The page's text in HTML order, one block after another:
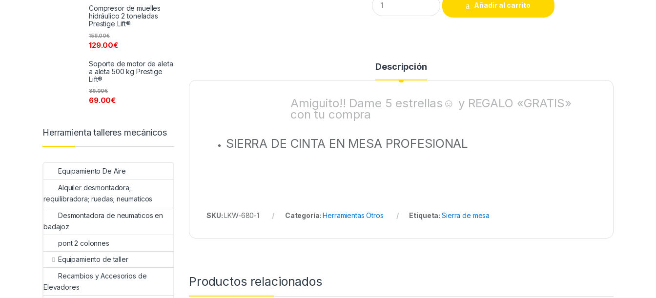
u
a
Añadir al carrito
Descripción
Amiguito!! Dame 5 estrellas☺ y REGALO «GRATIS»
con tu compra
SIERRA DE CINTA EN MESA PROFESIONAL
SKU:LKW-680-1 Categoría:Herramientas Otros Etiqueta:Sierra de mesa
Productos relacionados
Compresor de muelles
hidráulico 2 toneladas
Prestige Lift®
129.00€
159.00€
Soporte de motor de aleta
a aleta 500 kg Prestige
Lift®
69.00€
89.00€
Herramienta talleres mecánicos
Equipamiento De Aire
Alquiler desmontadora;
requilibradora; ruedas; neumaticos
Desmontadora de neumaticos en
badajoz
pont 2 colonnes
Equipamiento de taller
Recambios y Accesorios de
Elevadores